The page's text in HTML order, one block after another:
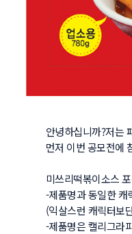
안녕하십니까?저는
먼저 이번 공모전에
미쓰리떡볶이소스
-제품명과 동일한 캐
(익살스런 캐릭터보
-제품명은 캘리그라